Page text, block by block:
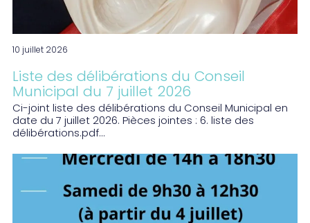
10 juillet 2026
Liste des délibérations du Conseil
Municipal du 7 juillet 2026
Ci-joint liste des délibérations du Conseil Municipal en
date du 7 juillet 2026. Pièces jointes : 6. liste des
délibérations.pdf...